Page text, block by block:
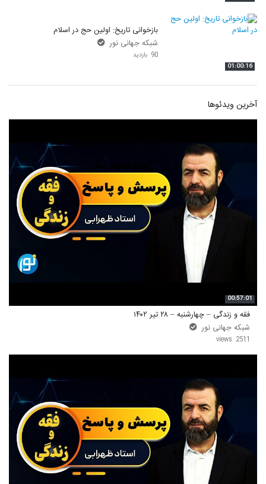
01:00:16
بازخوانی تاریخ: اولین حج در اسلام
شبکه جهانی نور
90 بازدید
آخرین ویدئوها
00:57:01
فقه و زندگی – چهارشنبه – ۲۸ تیر ۱۴۰۲
شبکه جهانی نور
2511 views